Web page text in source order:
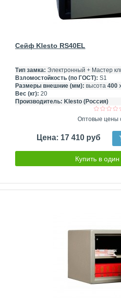
Сейф Klesto RS40EL
Тип замка: Электронный + Мастер
Взломостойкость (по ГОСТ): S1
Размеры внешние (мм): высота 400
Вес (кг): 20
Производитель: Klesto (Россия)
Оптовые цены
Цена: 17 410 руб
Купить в один